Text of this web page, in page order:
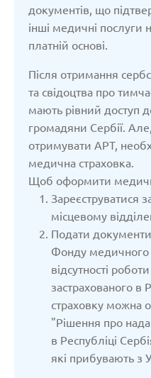
документів, що
інші медичні послуги
платній основі.
Після отримання
та свідоцтва про
мають рівний доступ
громадяни Сербії.
отримувати АРТ,
медична страховка.
Щоб оформити
Зареєструватися
місцевому
Подати
Фонду медичного
відсутності
застрахованого в
страховку можна
"Рішення про
в Республіці
які прибувають з
Сполучене
Узбекістан
Франція
Чеська
Чорногорія
Швейцарія
Швеція